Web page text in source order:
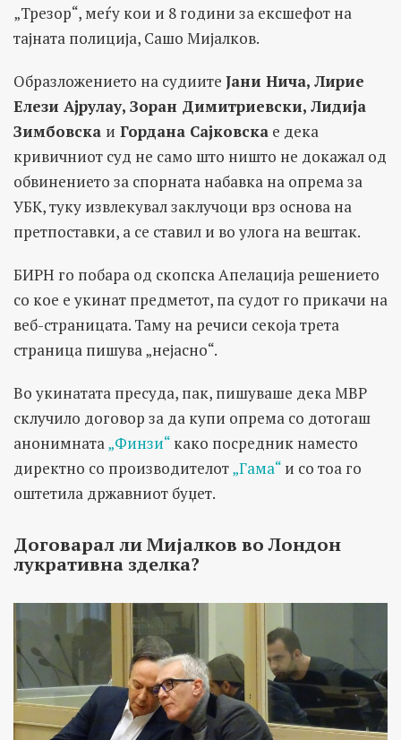
„Трезор“, меѓу кои и 8 години за ексшефот на
тајната полиција, Сашо Мијалков.
Образложението на судиите Јани Нича, Лирие
Елези Ајрулау, Зоран Димитриевски, Лидија
Зимбовска и Гордана Сајковска е дека
кривичниот суд не само што ништо не докажал од
обвинението за спорната набавка на опрема за
УБК, туку извлекувал заклучоци врз основа на
претпоставки, a се ставил и во улога на вештак.
БИРН го побара од скопска Апелација решението
со кое е укинат предметот, па судот го прикачи на
веб-страницата. Таму на речиси секоја трета
страница пишува „нејасно“.
Во укинатата пресуда, пак, пишуваше дека МВР
склучило договор за да купи опрема со дотогаш
анонимната„Финзи“ како посредник наместо
директно со производителот„Гама“ и со тоа го
оштетила државниот буџет.
Договарал ли Мијалков во Лондон
лукративна зделка?